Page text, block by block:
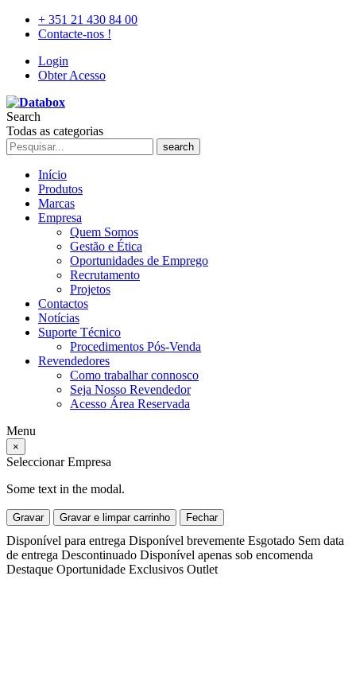
+ 351 21 430 84 00
Contacte-nos !
Login
Obter Acesso
Search
Todas as categorias
search
Início
Produtos
Marcas
Empresa
Quem Somos
Gestão e Ética
Oportunidades de Emprego
Recrutamento
Projetos
Contactos
Notícias
Suporte Técnico
Procedimentos Pós-Venda
Revendedores
Como trabalhar connosco
Seja Nosso Revendedor
Acesso Área Reservada
Menu
×
Seleccionar Empresa
Some text in the modal.
Gravar Gravar e limpar carrinho Fechar
Disponível para entrega Disponível brevemente Esgotado Sem data
de entrega Descontinuado Disponível apenas sob encomenda
Destaque Oportunidade Exclusivos Outlet